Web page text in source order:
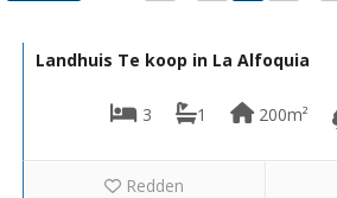
Landhuis Te koop in La Alfoquia
3 1 200m²
Redden